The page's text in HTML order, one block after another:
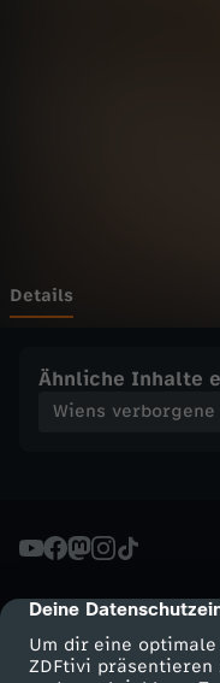
cmp-dialog-
Deine
Um dir eine optimale
ZDFtivi präsentieren
e
e
a
l
a
Details
Ähnliche Inhalte
Wiens verborgene